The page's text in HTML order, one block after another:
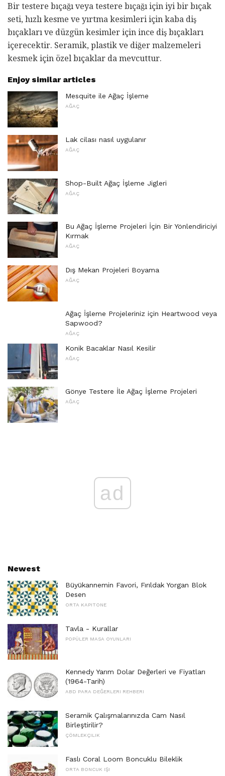
Bir testere bıçağı veya testere bıçağı için iyi bir bıçak
seti, hızlı kesme ve yırtma kesimleri için kaba diş
bıçakları ve düzgün kesimler için ince diş bıçakları
içerecektir. Seramik, plastik ve diğer malzemeleri
kesmek için özel bıçaklar da mevcuttur.
Enjoy similar articles
Mesquite ile Ağaç İşleme
AĞAÇ
Lak cilası nasıl uygulanır
AĞAÇ
Shop-Built Ağaç İşleme Jigleri
AĞAÇ
Bu Ağaç İşleme Projeleri İçin Bir Yönlendiriciyi
Kırmak
AĞAÇ
Dış Mekan Projeleri Boyama
AĞAÇ
Ağaç İşleme Projeleriniz için Heartwood veya
Sapwood?
AĞAÇ
Konik Bacaklar Nasıl Kesilir
AĞAÇ
Gönye Testere İle Ağaç İşleme Projeleri
AĞAÇ
ad
Newest
Büyükannemin Favori, Fırıldak Yorgan Blok
Desen
ORTA KAPITONE
Tavla - Kurallar
POPÜLER MASA OYUNLARI
Kennedy Yarım Dolar Değerleri ve Fiyatları
(1964-Tarih)
ABD PARA DEĞERLERI REHBERI
Seramik Çalışmalarınızda Cam Nasıl
Birleştirilir?
ÇÖMLEKÇILIK
Faslı Coral Loom Boncuklu Bileklik
ORTA BONCUK IŞI